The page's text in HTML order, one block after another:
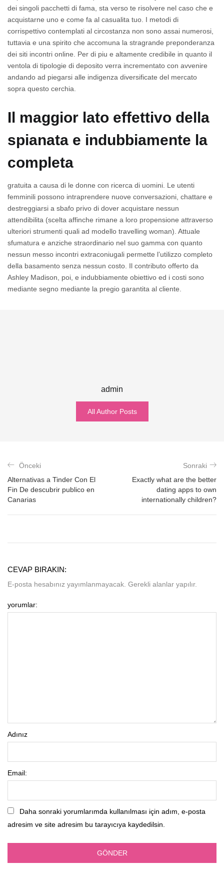
dei singoli pacchetti di fama, sta verso te risolvere nel caso che e
acquistarne uno e come fa al casualita tuo. I metodi di
corrispettivo contemplati al circostanza non sono assai numerosi,
tuttavia e una spirito che accomuna la stragrande preponderanza
dei siti incontri online. Per di piu e altamente credibile in quanto il
ventola di tipologie di deposito verra incrementato con avvenire
andando ad piegarsi alle indigenza diversificate del mercato
sopra questo cerchia.
Il maggior lato effettivo della
spianata e indubbiamente la
completa
gratuita a causa di le donne con ricerca di uomini. Le utenti
femminili possono intraprendere nuove conversazioni, chattare e
destreggiarsi a sbafo privo di dover acquistare nessun
attendibilita (scelta affinche rimane a loro propensione attraverso
ulteriori strumenti quali ad modello travelling woman). Attuale
sfumatura e anziche straordinario nel suo gamma con quanto
nessun messo incontri extraconiugali permette l’utilizzo completo
della basamento senza nessun costo. Il contributo offerto da
Ashley Madison, poi, e indubbiamente obiettivo ed i costi sono
mediante segno mediante la pregio garantita al cliente.
admin
All Author Posts
Önceki
Alternativas a Tinder Con El
Fin De descubrir publico en
Canarias
Sonraki
Exactly what are the better
dating apps to own
internationally children?
CEVAP BIRAKIN:
E-posta hesabınız yayımlanmayacak. Gerekli alanlar yapılır.
yorumlar:
Adınız
Email:
Daha sonraki yorumlarımda kullanılması için adım, e-posta
adresim ve site adresim bu tarayıcıya kaydedilsin.